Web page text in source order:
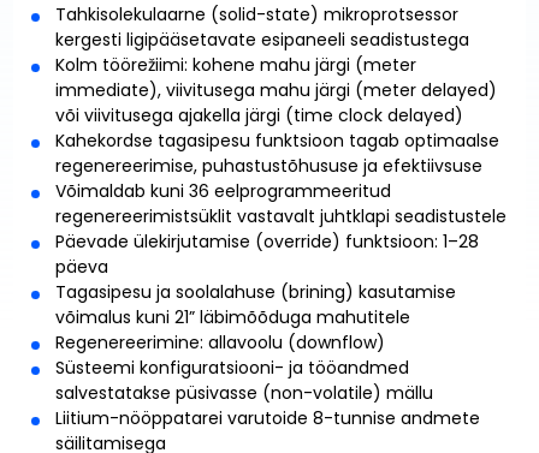
Tahkisolekulaarne (solid-state) mikroprotsessor
kergesti ligipääsetavate esipaneeli seadistustega
Kolm töörežiimi: kohene mahu järgi (meter
immediate), viivitusega mahu järgi (meter delayed)
või viivitusega ajakella järgi (time clock delayed)
Kahekordse tagasipesu funktsioon tagab optimaalse
regenereerimise, puhastustõhususe ja efektiivsuse
Võimaldab kuni 36 eelprogrammeeritud
regenereerimistsüklit vastavalt juhtklapi seadistustele
Päevade ülekirjutamise (override) funktsioon: 1–28
päeva
Tagasipesu ja soolalahuse (brining) kasutamise
võimalus kuni 21” läbimõõduga mahutitele
Regenereerimine: allavoolu (downflow)
Süsteemi konfiguratsiooni- ja tööandmed
salvestatakse püsivasse (non-volatile) mällu
Liitium-nööppatarei varutoide 8-tunnise andmete
säilitamisega